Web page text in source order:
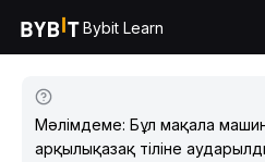
Bybit Learn
Мәлімдеме: Бұл мақала
арқылықазақ тіліне